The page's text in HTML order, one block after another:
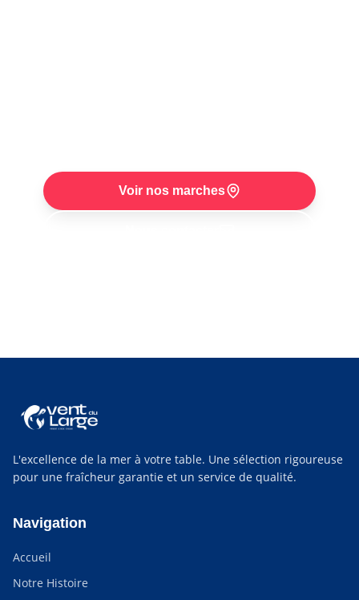
Voir nos marches
L'excellence de la mer à votre table. Une sélection rigoureuse
pour une fraîcheur garantie et un service de qualité.
Navigation
Accueil
Notre Histoire